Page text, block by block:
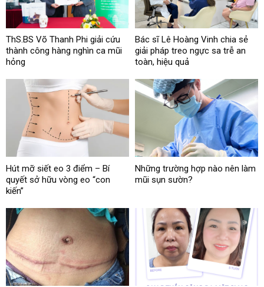
ThS.BS Võ Thanh Phi giải cứu
thành công hàng nghìn ca mũi
hỏng
Bác sĩ Lê Hoàng Vinh chia sẻ
giải pháp treo ngực sa trễ an
toàn, hiệu quả
Hút mỡ siết eo 3 điểm – Bí
quyết sở hữu vòng eo “con
kiến”
Những trường hợp nào nên làm
mũi sụn sườn?